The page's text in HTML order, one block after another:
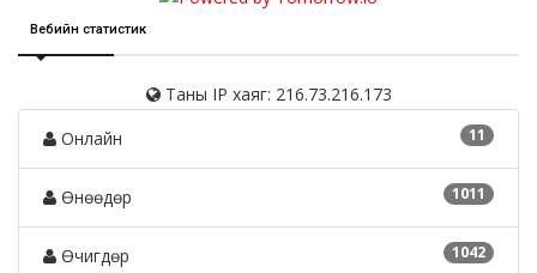
Вебийн статистик
Таны IP хаяг: 216.73.216.173
11
Онлайн
1011
Өнөөдөр
1042
Өчигдөр